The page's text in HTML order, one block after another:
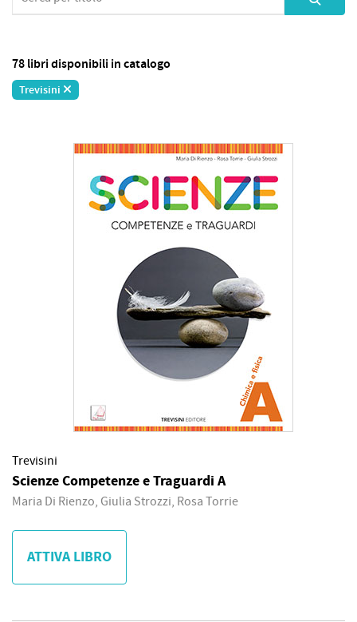
78 libri disponibili in catalogo
Trevisini
Trevisini
Scienze Competenze e Traguardi A
Maria Di Rienzo, Giulia Strozzi, Rosa Torrie
ATTIVA LIBRO